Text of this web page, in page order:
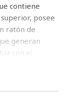
contiene
posee
ratón de
generan
con el
le otorga un